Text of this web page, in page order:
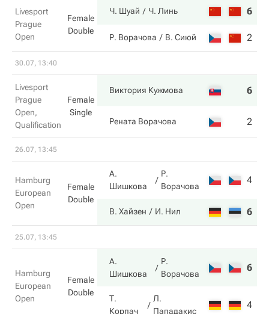
Livesport
Prague
Open
Female
Double
Ч. Шуай Ч. Линь 6
Р. Ворачова В. Сиюй 2
30.07, 13:40
Livesport
Prague
Open,
Qualification
Female
Single
Виктория Кужмова 6
Рената Ворачова 2
26.07, 13:45
Hamburg
European
Open
Female
Double
А.
Шишкова
Р.
Ворачова
4
В. Хайзен И. Нил 6
25.07, 13:45
Hamburg
European
Open
Female
Double
А.
Шишкова
Р.
Ворачова
6
Т.
Корпач
Л.
Пападакис
4